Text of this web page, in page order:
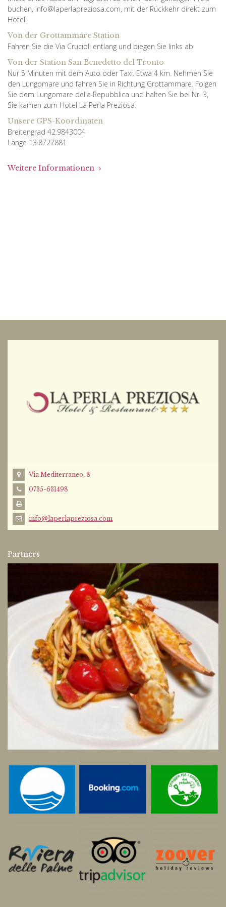
buchen, info@laperlapreziosa.com, mit der Rückkehr direkt zum
Hotel.
Von der Grottammare Station
Fahren Sie die Via Crucioli entlang und biegen Sie links ab
Von der Station San Benedetto del Tronto
Nur 5 Minuten mit dem Auto oder Taxi. Etwa 4 km. Nehmen Sie
den Lungomare und fahren Sie in Richtung Grottammare. Folgen
Sie dem Lungomare della Repubblica und halten Sie bei Nr. 3,
Sie kamen zum Hotel La Perla Preziosa.
Unsere GPS-Koordinaten
Breitengrad 42.9843004
Länge 13.8727881
Weitere Informationen
Via Mediterraneo, 8
0735-631498
info@laperlapreziosa.com
Partners